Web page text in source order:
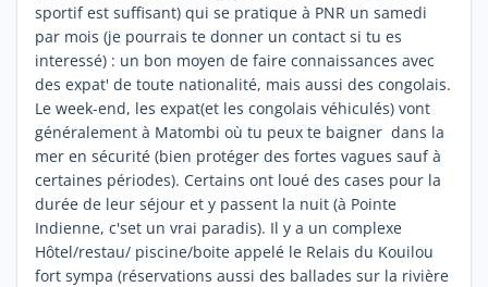
sportif est suffisant) qui se pratique à PNR un samedi
par mois (je pourrais te donner un contact si tu es
interessé) : un bon moyen de faire connaissances avec
des expat' de toute nationalité, mais aussi des congolais.
Le week-end, les expat(et les congolais véhiculés) vont
généralement à Matombi où tu peux te baigner dans la
mer en sécurité (bien protéger des fortes vagues sauf à
certaines périodes). Certains ont loué des cases pour la
durée de leur séjour et y passent la nuit (à Pointe
Indienne, c'set un vrai paradis). Il y a un complexe
Hôtel/restau/ piscine/boite appelé le Relais du Kouilou
fort sympa (réservations aussi des ballades sur la rivière